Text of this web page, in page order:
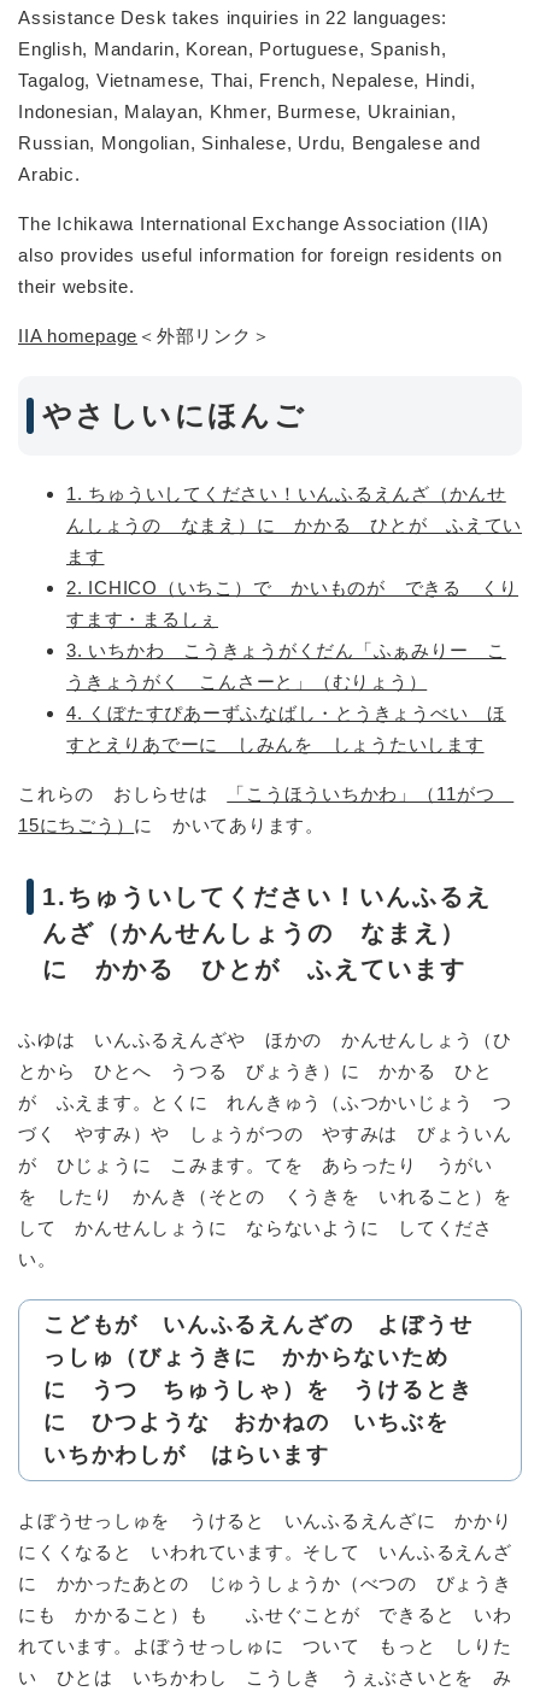
Assistance Desk takes inquiries in 22 languages:
English, Mandarin, Korean, Portuguese, Spanish,
Tagalog, Vietnamese, Thai, French, Nepalese, Hindi,
Indonesian, Malayan, Khmer, Burmese, Ukrainian,
Russian, Mongolian, Sinhalese, Urdu, Bengalese and
Arabic.
The Ichikawa International Exchange Association (IIA)
also provides useful information for foreign residents on
their website.
IIA homepage ＜外部リンク＞
やさしいにほんご
1. ちゅういしてください！いんふるえんざ（かんせ
んしょうの なまえ）に かかる ひとが ふえてい
ます
2. ICHICO（いちこ）で かいものが できる くり
すます・まるしぇ
3. いちかわ こうきょうがくだん「ふぁみりー こ
うきょうがく こんさーと」（むりょう）
4. くぼたすぴあーずふなばし・とうきょうべい ほ
すとえりあでーに しみんを しょうたいします
これらの おしらせは
「こうほういちかわ」（11がつ
15にちごう） に かいてあります。
1.ちゅういしてください！いんふるえ
んざ（かんせんしょうの なまえ）
に かかる ひとが ふえています
ふゆは いんふるえんざや ほかの かんせんしょう（ひ
とから ひとへ うつる びょうき）に かかる ひと
が ふえます。とくに れんきゅう（ふつかいじょう つ
づく やすみ）や しょうがつの やすみは びょういん
が ひじょうに こみます。てを あらったり うがい
を したり かんき（そとの くうきを いれること）を
して かんせんしょうに ならないように してくださ
い。
こどもが いんふるえんざの よぼうせ
っしゅ（びょうきに かからないため
に うつ ちゅうしゃ）を うけるとき
に ひつような おかねの いちぶを
いちかわしが はらいます
よぼうせっしゅを うけると いんふるえんざに かかり
にくくなると いわれています。そして いんふるえんざ
に かかったあとの じゅうしょうか（べつの びょうき
にも かかること）も ふせぐことが できると いわ
れています。よぼうせっしゅに ついて もっと しりた
い ひとは いちかわし こうしき うぇぶさいとを み